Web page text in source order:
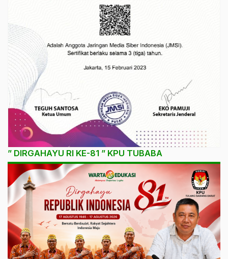
” DIRGAHAYU RI KE-81 ” KPU TUBABA